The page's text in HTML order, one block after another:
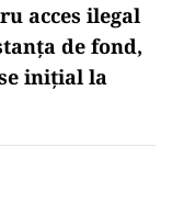
acces ilegal
de fond,
inițial la